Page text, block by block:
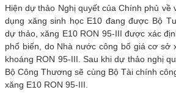
Hiện dự thảo Nghị quyết của Chính phủ về
dụng xăng sinh học E10 đang được Bộ
dự thảo, xăng E10 RON 95-III được xác
phổ biến, do Nhà nước công bố giá cơ sở
khoáng RON 95-III. Sau khi dự thảo nghị
Bộ Công Thương sẽ cùng Bộ Tài chính
xăng E10 RON 95-III.